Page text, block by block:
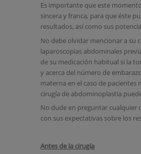
Es importante que este
sincera y franca, para que éste
resultados, así como sus
No debe olvidar mencionar a su
laparoscopias abdominales
de su medicación habitual si la
y acerca del número de
materna en el caso de pacientes
cirugía de abdominoplastia
No dude en preguntar cualquier
con sus expectativas sobre los
Antes de la cirugía